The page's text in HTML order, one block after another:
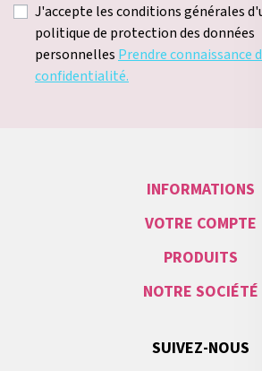
J'accepte les conditions générales
politique de protection des données
personnelles Prendre connaissance
confidentialité.
INFORMATIONS
VOTRE COMPTE
PRODUITS
NOTRE SOCIÉTÉ
SUIVEZ-NOUS